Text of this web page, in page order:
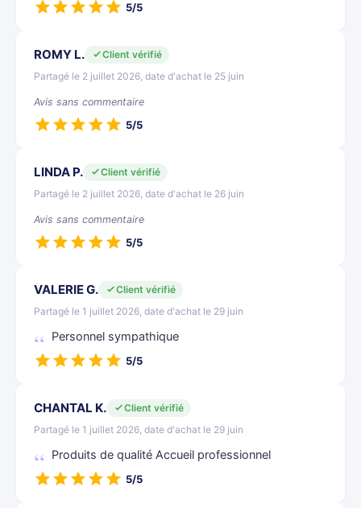
5/5
ROMY L.
Client vérifié
Partagé le 2 juillet 2026, date d'achat le 25 juin
Avis sans commentaire
5/5
LINDA P.
Client vérifié
Partagé le 2 juillet 2026, date d'achat le 26 juin
Avis sans commentaire
5/5
VALERIE G.
Client vérifié
Partagé le 1 juillet 2026, date d'achat le 29 juin
Personnel sympathique
5/5
CHANTAL K.
Client vérifié
Partagé le 1 juillet 2026, date d'achat le 29 juin
Produits de qualité Accueil professionnel
5/5